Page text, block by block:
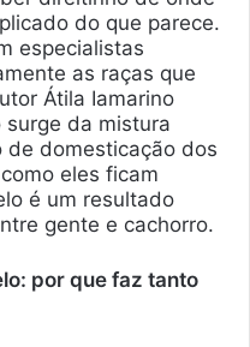
do que parece.
especialistas
as raças que
Átila Iamarino
surge da mistura
de domesticação dos
eles ficam
é um resultado
gente e cachorro.
por que faz tanto